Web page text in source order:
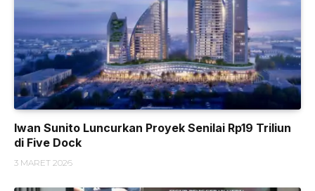
Iwan Sunito Luncurkan Proyek Senilai Rp19 Triliun
di Five Dock
3 MARET 2026